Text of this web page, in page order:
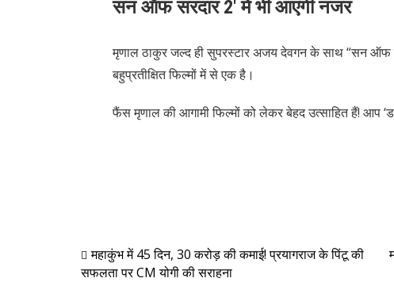
सन ऑफ सरदार 2′ में भी आएंगी नजर
मृणाल ठाकुर जल्द ही सुपरस्टार अजय देवगन के साथ “सन ऑफ
बहुप्रतीक्षित फिल्मों में से एक है।
फैंस मृणाल की आगामी फिल्मों को लेकर बेहद उत्साहित हैं! आप
महाकुंभ में 45 दिन, 30 करोड़ की कमाई! प्रयागराज के पिंटू की
सफलता पर CM योगी की सराहना